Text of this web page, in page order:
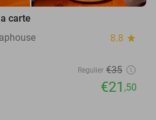
carte
8.8 star
Regulier €35
€21 ,50